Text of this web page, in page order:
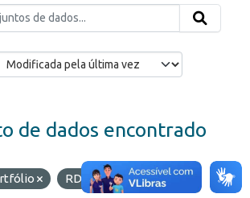
de dados encontrado
RDE
Formatos: